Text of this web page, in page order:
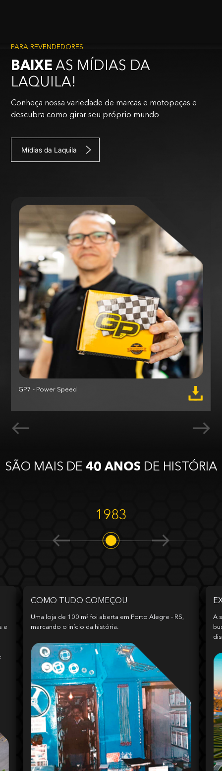
PARA REVENDEDORES
BAIXE AS MÍDIAS DA
LAQUILA!
Conheça nossa variedade de marcas e motopeças e
descubra como girar seu próprio mundo
Mídias da Laquila
GP7 - Power Speed
SÃO MAIS DE 40 ANOS DE HISTÓRIA
1983
e
COMO TUDO COMEÇOU
Uma loja de 100 m² foi aberta em Porto Alegre - RS,
marcando o início da história.
A